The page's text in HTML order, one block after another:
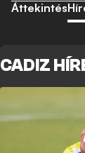
Áttekintés
CADIZ